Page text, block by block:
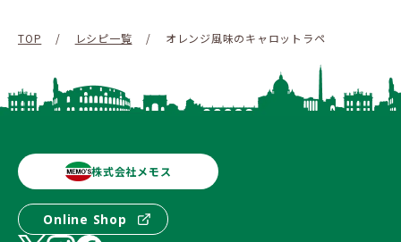
TOP / レシピ一覧 / オレンジ風味のキャロットラペ
株式会社メモス
Online Shop